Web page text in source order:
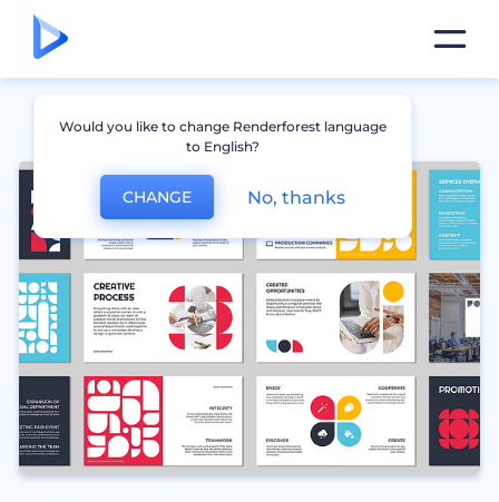
Would you like to change Renderforest language
to English?
CHANGE No, thanks